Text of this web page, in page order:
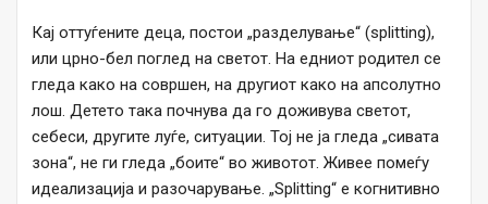
Кај оттуѓените деца, постои „разделување“ (splitting),
или црно-бел поглед на светот. На едниот родител се
гледа како на совршен, на другиот како на апсолутно
лош. Детето така почнува да го доживува светот,
себеси, другите луѓе, ситуации. Тој не ја гледа „сивата
зона“, не ги гледа „боите“ во животот. Живее помеѓу
идеализација и разочарување. „Splitting“ е когнитивно